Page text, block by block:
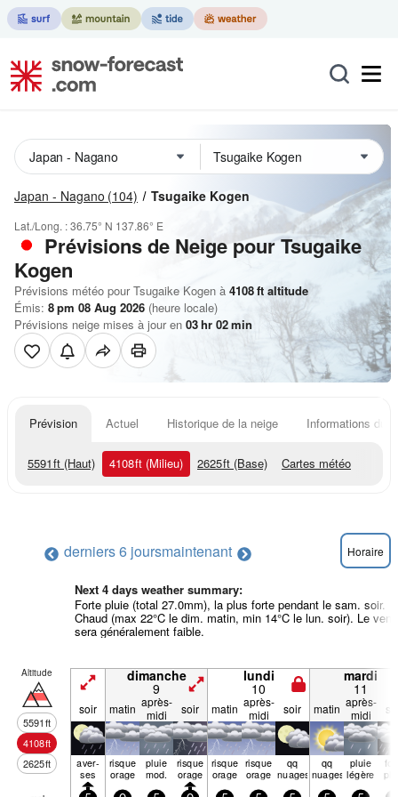
Japan - Nagano (104) Tsugaike Kogen
Lat./Long. :36.75° N 137.86° E
Prévisions de Neigepour Tsugaike
Kogen
Prévisions météo pour Tsugaike Kogen à 4108ft altitude
Émis: 8 pm 08 Aug 2026 (heure locale)
Prévisions neige mises à jour en 03hr 02min
Prévision Actuel Historique de la neige Informations du
5591ft (Haut) 4108ft (Milieu) 2625ft (Base) Cartes météo
derniers 6 joursmaintenant Horaire
Next 4 days weather summary:
Forte pluie (total 27.0mm), la plus forte pendant le sam. soir.
Chaud (max 22°C le dim. matin, min 14°C le lun. soir). Le vent
sera généralement faible.
Altitude
5591ft
4108ft
2625ft
dimanche
9
lundi
10
mardi
11
soir matin après-
midi
soir matin après-
midi
soir matin après-
midi
aver­
ses
risque
orage
pluie
mod.
risque
orage
risque
orage
risque
orage
qq
nuages
qq
nuages
pluie
légère